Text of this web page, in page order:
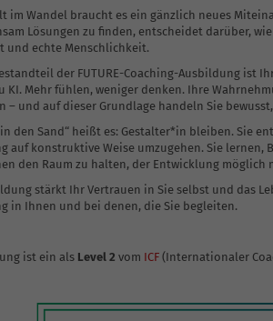
Krisenintervention
im Wandel braucht es ein gänzlich neues
Lösungen zu finden, entscheidet darüber,
und echte Menschlichkeit.
der FUTURE-Coaching-Ausbildung ist
KI. Mehr fühlen, weniger denken. Ihre
– und auf dieser Grundlage handeln Sie
den Sand“ heißt es: Gestalter*in bleiben. Sie
auf konstruktive Weise umzugehen. Sie
den Raum zu halten, der Entwicklung möglich
stärkt Ihr Vertrauen in Sie selbst und das
in Ihnen und bei denen, die Sie begleiten.
ist ein als Level 2 vom ICF (Internationaler